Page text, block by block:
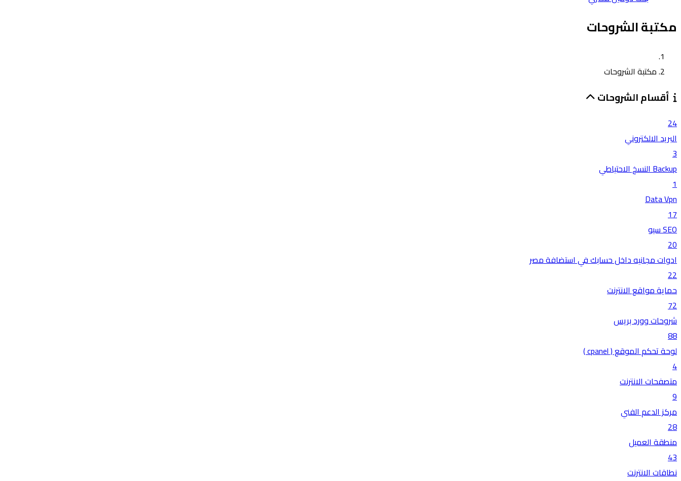
مكتبة الشروحات
مكتبة الشروحات
أقسام الشروحات
24
البريد الالكتروني
3
Backup النسخ الاحتياطي
1
Data Vpn
17
SEO سيو
20
ادوات مجانيه داخل حسابك في استضافة مصر
22
حماية مواقع الانترنت
72
شروحات وورد بريس
88
لوحة تحكم الموقع ( cpanel )
4
متصفحات الانترنت
9
مركز الدعم الفني
28
منطقة العميل
43
نطاقات الانترنت